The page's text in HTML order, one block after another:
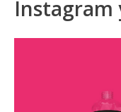
Instagram